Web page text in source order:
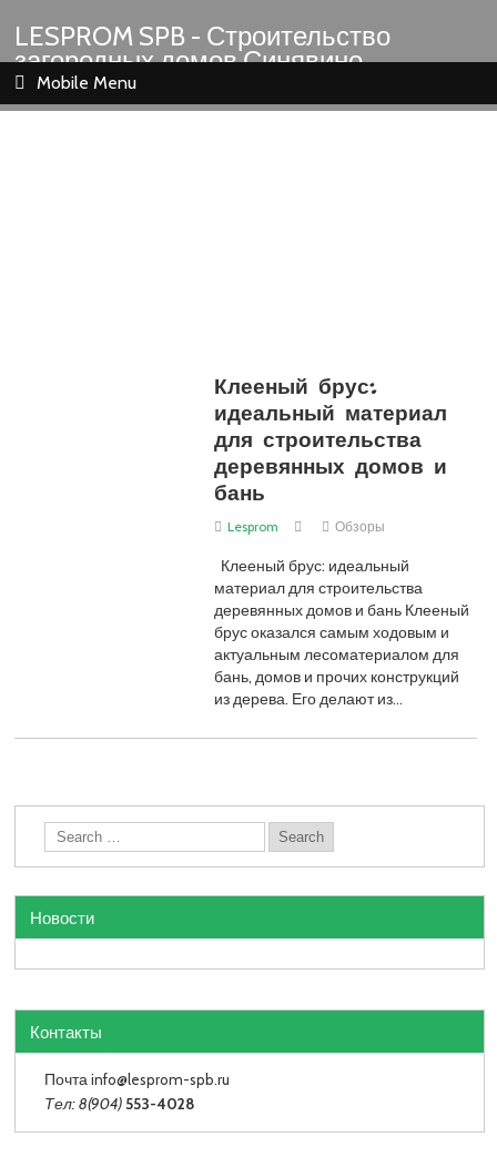
LESPROM SPB - Строительство
загородных домов Синявино
Шлиссельбург Кировск Назия
Mobile Menu
Клееный брус:
идеальный материал
для строительства
деревянных домов и
бань
Lesprom Обзоры
Клееный брус: идеальный
материал для строительства
деревянных домов и бань Клееный
брус оказался самым ходовым и
актуальным лесоматериалом для
бань, домов и прочих конструкций
из дерева. Его делают из…
Новости
Контакты
Почта info@lesprom-spb.ru
Тел: 8(904) 553-4028